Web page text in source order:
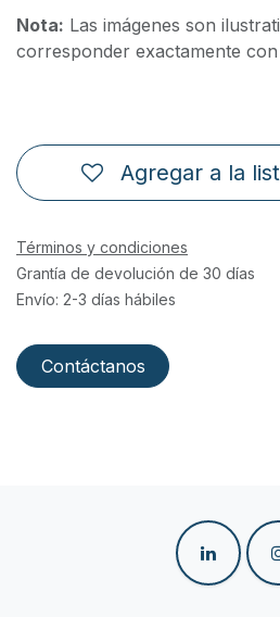
Nota: Las imágenes son
corresponder exactamente
Agregar a la
Términos y condiciones
Grantía de devolución de 30 días
Envío: 2-3 días hábiles
Contáctanos